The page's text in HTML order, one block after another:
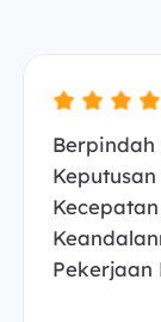
Pekerjaan